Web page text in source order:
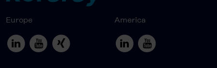
Europe America